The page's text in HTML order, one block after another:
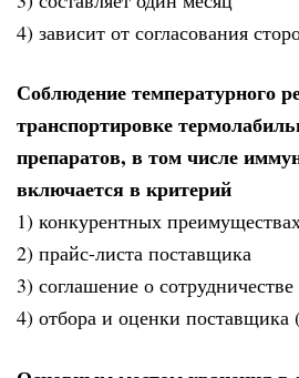
4) зависит от согласования
Соблюдение температурного
транспортировке
препаратов, в том числе
включается в критерий
1) конкурентных
2) прайс-листа поставщика
3) соглашение о сотрудничестве
4) отбора и оценки поставщика